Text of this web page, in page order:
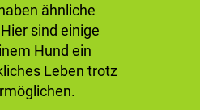
ähnliche
sind einige
Hund ein
Leben trotz